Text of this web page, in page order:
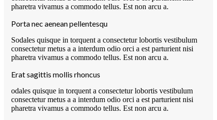
pharetra vivamus a commodo tellus. Est non arcu a.
Porta nec aenean pellentesqu
Sodales quisque in torquent a consectetur lobortis vestibulum
consectetur metus a a interdum odio orci a est parturient nisi
pharetra vivamus a commodo tellus. Est non arcu a.
Erat sagittis mollis rhoncus
odales quisque in torquent a consectetur lobortis vestibulum
consectetur metus a a interdum odio orci a est parturient nisi
pharetra vivamus a commodo tellus. Est non arcu a.